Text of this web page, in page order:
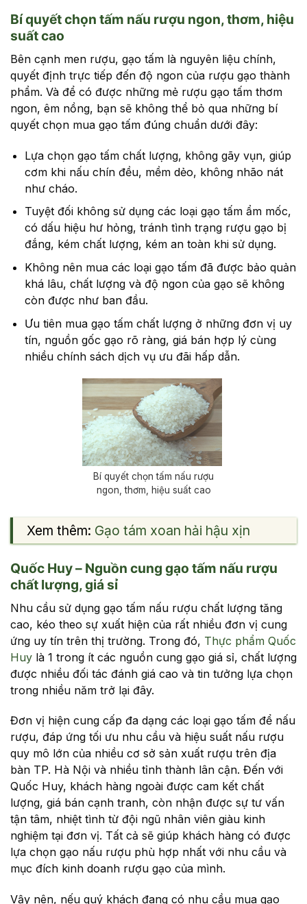
Bí quyết chọn tấm nấu rượu ngon, thơm, hiệu
suất cao
Bên cạnh men rượu, gạo tấm là nguyên liệu chính,
quyết định trực tiếp đến độ ngon của rượu gạo thành
phẩm. Và để có được những mẻ rượu gạo tấm thơm
ngon, êm nồng, bạn sẽ không thể bỏ qua những bí
quyết chọn mua gạo tấm đúng chuẩn dưới đây:
Lựa chọn gạo tấm chất lượng, không gãy vụn, giúp
cơm khi nấu chín đều, mềm dẻo, không nhão nát
như cháo.
Tuyệt đối không sử dụng các loại gạo tấm ẩm mốc,
có dấu hiệu hư hỏng, tránh tình trạng rượu gạo bị
đắng, kém chất lượng, kém an toàn khi sử dụng.
Không nên mua các loại gạo tấm đã được bảo quản
khá lâu, chất lượng và độ ngon của gạo sẽ không
còn được như ban đầu.
Ưu tiên mua gạo tấm chất lượng ở những đơn vị uy
tín, nguồn gốc gạo rõ ràng, giá bán hợp lý cùng
nhiều chính sách dịch vụ ưu đãi hấp dẫn.
Bí quyết chọn tấm nấu rượu
ngon, thơm, hiệu suất cao
Xem thêm: Gạo tám xoan hải hậu xịn
Quốc Huy – Nguồn cung gạo tấm nấu rượu
chất lượng, giá sỉ
Nhu cầu sử dụng gạo tấm nấu rượu chất lượng tăng
cao, kéo theo sự xuất hiện của rất nhiều đơn vị cung
ứng uy tín trên thị trường. Trong đó, Thực phẩm Quốc
Huy là 1 trong ít các nguồn cung gạo giá sỉ, chất lượng
được nhiều đối tác đánh giá cao và tin tưởng lựa chọn
trong nhiều năm trở lại đây.
Đơn vị hiện cung cấp đa dạng các loại gạo tấm để nấu
rượu, đáp ứng tối ưu nhu cầu và hiệu suất nấu rượu
quy mô lớn của nhiều cơ sở sản xuất rượu trên địa
bàn TP. Hà Nội và nhiều tỉnh thành lân cận. Đến với
Quốc Huy, khách hàng ngoài được cam kết chất
lượng, giá bán cạnh tranh, còn nhận được sự tư vấn
tận tâm, nhiệt tình từ đội ngũ nhân viên giàu kinh
nghiệm tại đơn vị. Tất cả sẽ giúp khách hàng có được
lựa chọn gạo nấu rượu phù hợp nhất với nhu cầu và
mục đích kinh doanh rượu gạo của mình.
Vậy nên, nếu quý khách đang có nhu cầu mua gạo